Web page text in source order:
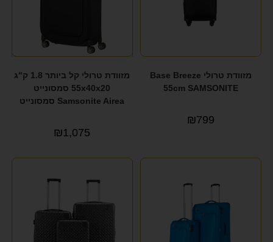
מזוודת טרולי Base Breeze
55cm SAMSONITE
₪799
מזוודת טרולי קל ביותר 1.8 ק"ג
55x40x20 סמסונייט
Samsonite Airea סמסונייט
₪1,075